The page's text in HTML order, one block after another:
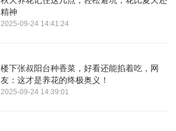
精神
2025-09-24 14:41:24
楼下张叔阳台种香菜，好看还能掐着吃，网
友：这才是养花的终极奥义！
2025-09-24 14:39:01